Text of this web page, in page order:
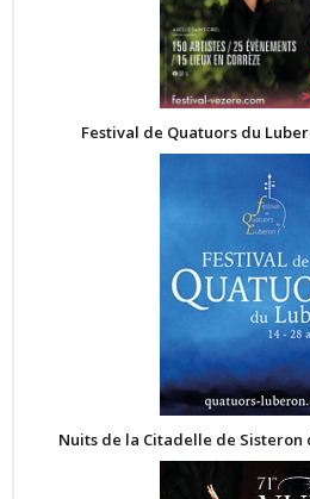
Festival de Quatuors du
Nuits de la Citadelle de Sisteron